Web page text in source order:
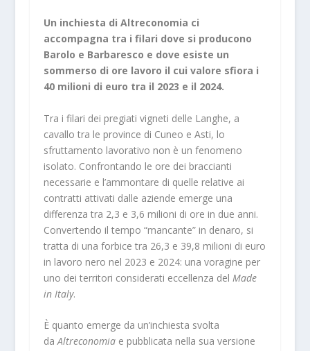
Un inchiesta di Altreconomia ci
accompagna tra i filari dove si producono
Barolo e Barbaresco e dove esiste un
sommerso di ore lavoro il cui valore sfiora i
40 milioni di euro tra il 2023 e il 2024.
Tra i filari dei pregiati vigneti delle Langhe, a
cavallo tra le province di Cuneo e Asti, lo
sfruttamento lavorativo non è un fenomeno
isolato. Confrontando le ore dei braccianti
necessarie e l’ammontare di quelle relative ai
contratti attivati dalle aziende emerge una
differenza tra 2,3 e 3,6 milioni di ore in due anni.
Convertendo il tempo “mancante” in denaro, si
tratta di una forbice tra 26,3 e 39,8 milioni di euro
in lavoro nero nel 2023 e 2024: una voragine per
uno dei territori considerati eccellenza del Made
in Italy.
È quanto emerge da un’inchiesta svolta
daAltreconomiae pubblicata nella sua versione